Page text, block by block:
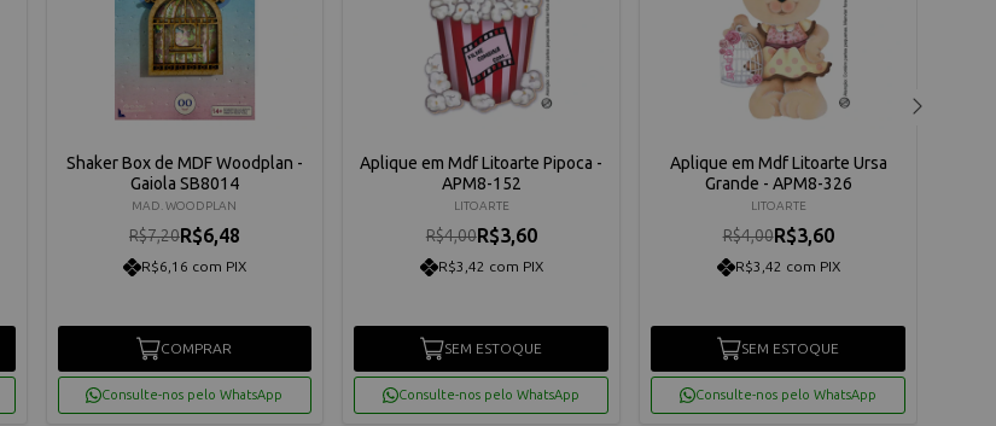
Shaker Box de MDF Woodplan -
Gaiola SB8014
MAD. WOODPLAN
R$7,20R$6,48
R$6,16 com PIX
COMPRAR
Consulte-nos pelo WhatsApp
Aplique em Mdf Litoarte Pipoca -
APM8-152
LITOARTE
R$4,00R$3,60
R$3,42 com PIX
SEM ESTOQUE
Consulte-nos pelo WhatsApp
Aplique em Mdf Litoarte Ursa
Grande - APM8-326
LITOARTE
R$4,00R$3,60
R$3,42 com PIX
SEM ESTOQUE
Consulte-nos pelo WhatsApp